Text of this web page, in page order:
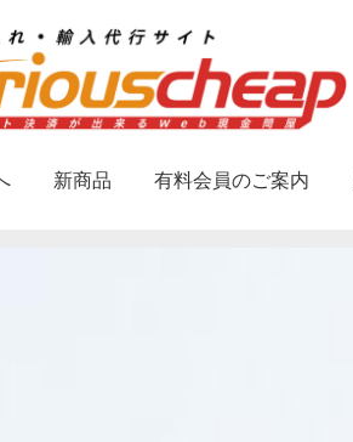
新商品 有料会員のご案内